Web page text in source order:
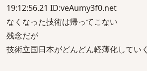
19:12:56.21 ID:veAumy3f0.net
なくなった技術は帰ってこない
残念だが
技術立国日本がどんどん軽薄化していく